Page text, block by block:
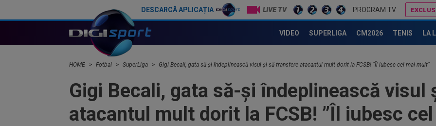
DESCARCĂ APLICAȚIA LIVE TV PROGRAM TV
VIDEO SUPERLIGA CM2026 TENIS LA
HOME Fotbal SuperLiga Gigi Becali, gata să-și îndeplinească visul și să transfere atacantul mult dorit la FCSB! ”Îl iubesc cel mai mult”
Gigi Becali, gata să-și îndeplinească visul
atacantul mult dorit la FCSB! ”Îl iubesc
la